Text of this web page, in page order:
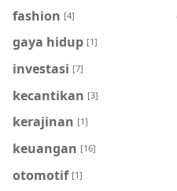
fashion [4]
gaya hidup [1]
investasi [7]
kecantikan [3]
kerajinan [1]
keuangan [16]
otomotif [1]